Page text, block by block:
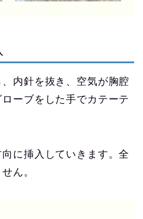
内針を抜き、空気が胸腔
ーブをした手でカテーテ
に挿入していきます。全
ん。